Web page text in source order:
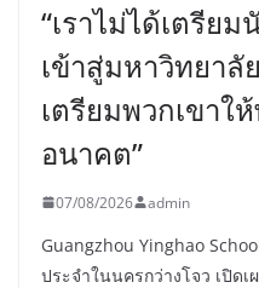
“เราไม่ได้เตรียม
เข้าสู่มหาวิทยาลั
เตรียมพวกเขาใ
อนาคต”
07/08/2026 admin
Guangzhou Yinghao
ประจำในนครกว่างโจว เปิด